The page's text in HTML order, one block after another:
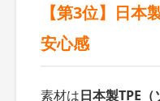
【第3位】日本
安心感
素材は日本製TPE（